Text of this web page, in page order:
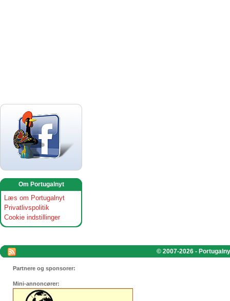
Om Portugalnyt
Læs om Portugalnyt
Privatlivspolitik
Cookie indstillinger
© 2007-2026 -
Partnere og sponsorer:
Mini-annoncører: